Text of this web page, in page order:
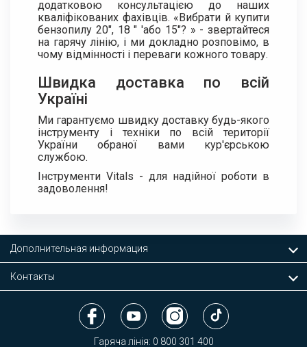
додатковою консультацією до наших
кваліфікованих фахівців. «Вибрати й купити
бензопилу 20", 18 " 'або 15"? » - звертайтеся
на гарячу лінію, і ми докладно розповімо, в
чому відмінності і переваги кожного товару.
Швидка доставка по всій
Україні
Ми гарантуємо швидку доставку будь-якого
інструменту і техніки по всій території
України обраної вами кур'єрською
службою.
Інструменти Vitals - для надійної роботи в
задоволення!
Дополнительная информация
Контакты
Гаряча лінія: 0 800 301 400